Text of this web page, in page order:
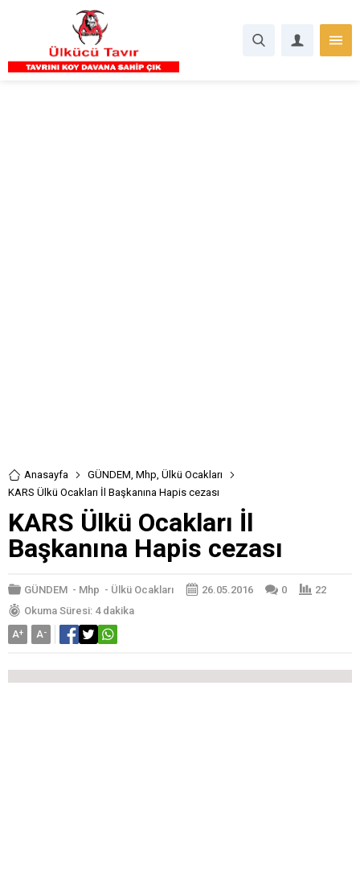
Anasayfa GÜNDEM, Mhp, Ülkü Ocakları
KARS Ülkü Ocakları İl Başkanına Hapis cezası
KARS Ülkü Ocakları İl
Başkanına Hapis cezası
GÜNDEM - Mhp - Ülkü Ocakları 26.05.2016 0
22
Okuma Süresi: 4 dakika
A+ A-